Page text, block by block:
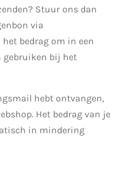
Stuur ons dan
via
het bedrag om in een
gebruiken bij het
hebt ontvangen,
Het bedrag van je
in mindering